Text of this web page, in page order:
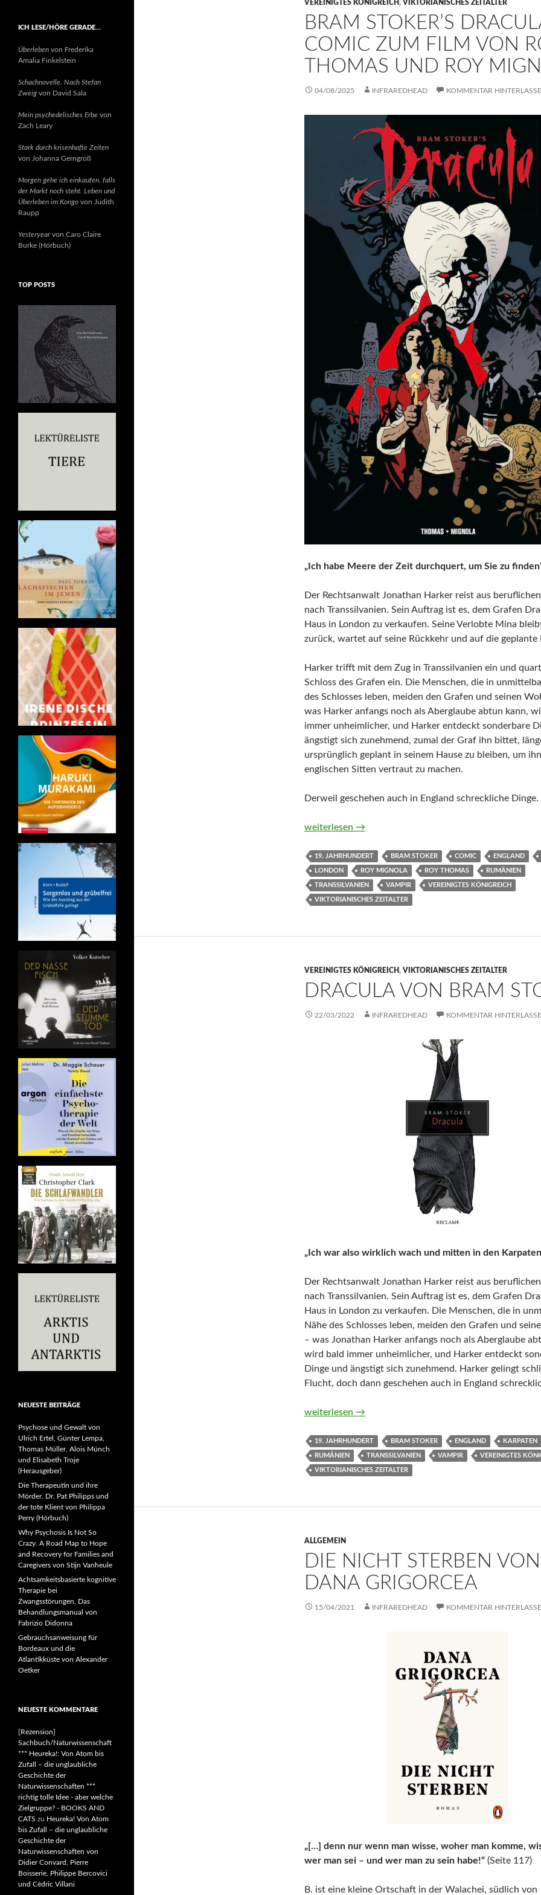
VEREINIGTES KÖNIGREICH, VIKTORIANISCHES ZEITALTER
BRAM STOKER’S
COMIC ZUM FILM VON
THOMAS UND ROY
04/08/2025 INFRAREDHEAD KOMMENTAR
„Ich habe Meere der Zeit durchquert, um Sie zu
Der Rechtsanwalt Jonathan Harker reist aus
nach Transsilvanien. Sein Auftrag ist es, dem Grafen
Haus in London zu verkaufen. Seine Verlobte Mina
zurück, wartet auf seine Rückkehr und auf die geplante
Harker trifft mit dem Zug in Transsilvanien ein und
Schloss des Grafen ein. Die Menschen, die in
des Schlosses leben, meiden den Grafen und seinen
was Harker anfangs noch als Aberglaube abtun kann,
immer unheimlicher, und Harker entdeckt sonderbare
ängstigt sich zunehmend, zumal der Graf ihn bittet,
ursprünglich geplant in seinem Hause zu bleiben, um
englischen Sitten vertraut zu machen.
Derweil geschehen auch in England schreckliche Dinge.
Bram Stoker’s Dracula – Comic zum Film von Roy
weiterlesen →
19. JAHRHUNDERT BRAM STOKER COMIC ENGLAND
LONDON ROY MIGNOLA ROY THOMAS RUMÄNIEN
TRANSSILVANIEN VAMPIR VEREINIGTES KÖNIGREICH
VIKTORIANISCHES ZEITALTER
VEREINIGTES KÖNIGREICH, VIKTORIANISCHES ZEITALTER
DRACULA VON BRAM
22/03/2022 INFRAREDHEAD KOMMENTAR
„Ich war also wirklich wach und mitten in den
Der Rechtsanwalt Jonathan Harker reist aus
nach Transsilvanien. Sein Auftrag ist es, dem Grafen
Haus in London zu verkaufen. Die Menschen, die in
Nähe des Schlosses leben, meiden den Grafen und
– was Jonathan Harker anfangs noch als Aberglaube
wird bald immer unheimlicher, und Harker entdeckt
Dinge und ängstigt sich zunehmend. Harker gelingt
Flucht, doch dann geschehen auch in England
Dracula von Bram Stoker
weiterlesen →
19. JAHRHUNDERT BRAM STOKER ENGLAND KARPATEN
RUMÄNIEN TRANSSILVANIEN VAMPIR VEREINIGTES
VIKTORIANISCHES ZEITALTER
ALLGEMEIN
DIE NICHT STERBEN VON
DANA GRIGORCEA
15/04/2021 INFRAREDHEAD KOMMENTAR
„[…] denn nur wenn man wisse, woher man komme,
wer man sei – und wer man zu sein habe!“ (Seite 117)
B. ist eine kleine Ortschaft in der Walachei, südlich von
ICH LESE/HÖRE GERADE…
Überleben von Frederika
Amalia Finkelstein
Schachnovelle. Nach Stefan
Zweig von David Sala
Mein psychedelisches Erbe von
Zach Leary
Stark durch krisenhafte Zeiten
von Johanna Gerngroß
Morgen gehe ich einkaufen, falls
der Markt noch steht. Leben und
Überleben im Kongo von Judith
Raupp
Yesteryearvon Caro Claire
Burke (Hörbuch)
TOP POSTS
NEUESTE BEITRÄGE
Psychose und Gewalt von
Ulrich Ertel, Günter Lempa,
Thomas Müller, Alois Münch
und Elisabeth Troje
(Herausgeber)
Die Therapeutin und ihre
Mörder. Dr. Pat Philipps und
der tote Klient von Philippa
Perry (Hörbuch)
Why Psychosis Is Not So
Crazy. A Road Map to Hope
and Recovery for Families and
Caregivers von Stijn Vanheule
Achtsamkeitsbasierte kognitive
Therapie bei
Zwangsstörungen. Das
Behandlungsmanual von
Fabrizio Didonna
Gebrauchsanweisung für
Bordeaux und die
Atlantikküste von Alexander
Oetker
NEUESTE KOMMENTARE
[Rezension]
Sachbuch/Naturwissenschaft
*** Heureka!: Von Atom bis
Zufall – die unglaubliche
Geschichte der
Naturwissenschaften ***
richtig tolle Idee - aber welche
Zielgruppe? - BOOKS AND
CATS zu Heureka! Von Atom
bis Zufall – die unglaubliche
Geschichte der
Naturwissenschaften von
Didier Convard, Pierre
Boisserie, Philippe Bercovici
und Cédric Villani